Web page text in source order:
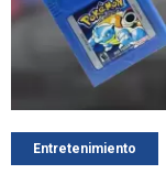
Entretenimiento